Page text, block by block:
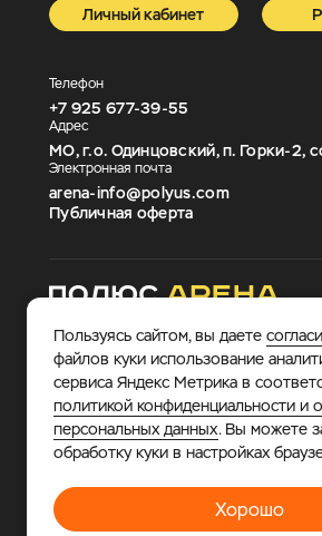
Личный кабинет
Телефон
+7 925 677-39-55
Адрес
МО, г.о. Одинцовский, п. Горки-2,
Электронная почта
arena-info@polyus.com
Публичная оферта
© 2026 «Полюс Арена».
спортивно-развлекательный
найдет занятие по душе.
Пользуясь сайтом, вы даете
файлов куки использование
сервиса Яндекс Метрика в
политикой конфиденциальности и
персональных данных. Вы можете
обработку куки в настройках
Хорошо